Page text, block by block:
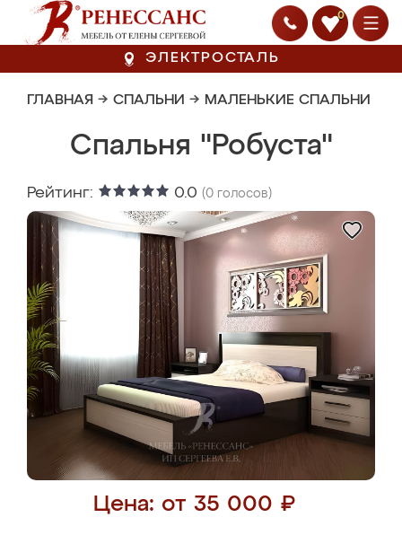
0
ЭЛЕКТРОСТАЛЬ
ГЛАВНАЯ → СПАЛЬНИ → МАЛЕНЬКИЕ СПАЛЬНИ
Спальня "Робуста"
Рейтинг: 0.0 (0 голосов)
Цена: от 35 000 ₽